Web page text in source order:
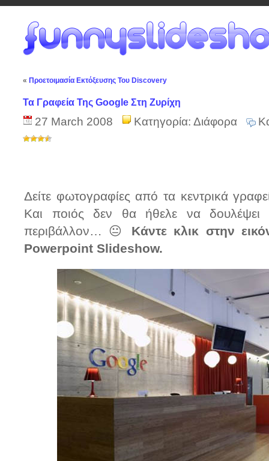
« Προετοιμασία Εκτόξευσης Του Discovery
Τα Γραφεία Της Google Στη Ζυρίχη
27 March 2008 Κατηγορία: Διάφορα
Δείτε φωτογραφίες από τα κεντρικά
Και ποιός δεν θα ήθελε να δουλέψει
περιβάλλον… 😐 Κάντε κλικ στην
Powerpoint Slideshow.